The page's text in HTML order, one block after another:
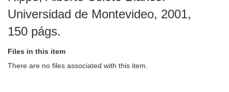
Universidad de Montevideo, 2001,
150 págs.
Files in this item
There are no files associated with this item.